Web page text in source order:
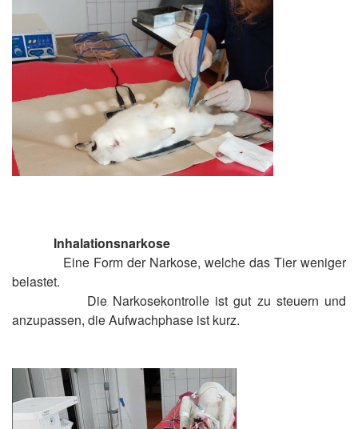
Inhalationsnarkose
Eine Form der Narkose, welche das Tier weniger
belastet.
Die Narkosekontrolle ist gut zu steuern und
anzupassen, die Aufwachphase ist kurz.